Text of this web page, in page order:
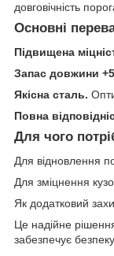
довговічність
Основні
Підвищена
Запас довжини
Якісна сталь.
Повна
Для чого
Для відновлення
Для зміцнення
Як додатковий
Це надійне
забезпечує